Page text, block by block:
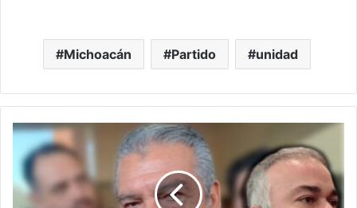
Michoacán Partido unidad
Morón
Reconoce
Triunfo
De
Jesús